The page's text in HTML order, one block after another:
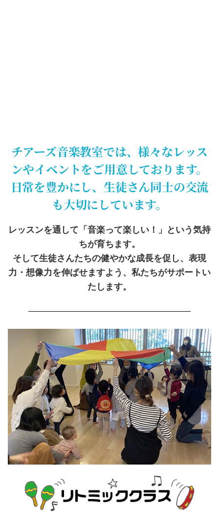
チアーズ音楽教室では、様々なレッス
ンやイベントをご用意しております。
日常を豊かにし、生徒さん同士の交流
も大切にしています。
レッスンを通して「音楽って楽しい！」という気持
ちが育ちます。
そして生徒さんたちの健やかな成長を促し、表現
力・想像力を伸ばせますよう、私たちがサポートい
たします。